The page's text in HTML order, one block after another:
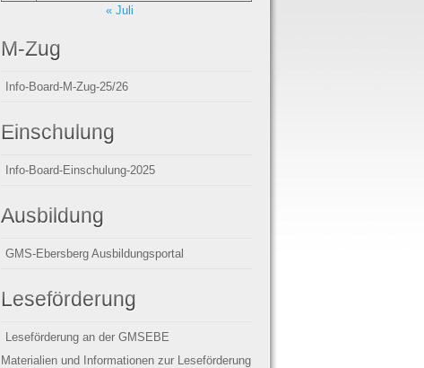
« Juli
M-Zug
Info-Board-M-Zug-25/26
Einschulung
Info-Board-Einschulung-2025
Ausbildung
GMS-Ebersberg Ausbildungsportal
Leseförderung
Leseförderung an der GMSEBE
Materialien und Informationen zur Leseförderung